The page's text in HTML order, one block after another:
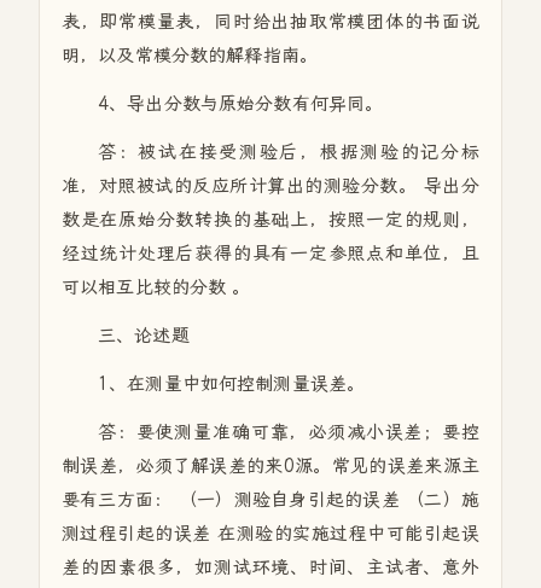
表，即常模量表，同时给出抽取常模团体的书面说
明，以及常模分数的解释指南。
4、导出分数与原始分数有何异同。
答：被试在接受测验后，根据测验的记分标
准，对照被试的反应所计算出的测验分数。 导出分
数是在原始分数转换的基础上，按照一定的规则，
经过统计处理后获得的具有一定参照点和单位，且
可以相互比较的分数 。
三、论述题
1、在测量中如何控制测量误差。
答：要使测量准确可靠，必须减小误差；要控
制误差，必须了解误差的来0源。常见的误差来源主
要有三方面： （一）测验自身引起的误差 （二）施
测过程引起的误差 在测验的实施过程中可能引起误
差的因素很多，如测试环境、时间、主试者、意外